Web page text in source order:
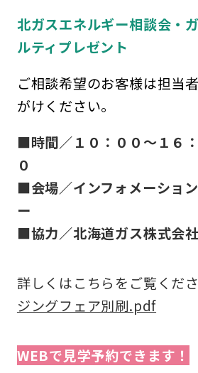
北ガスエネルギー相談会・
ルティプレゼント
ご相談希望のお客様は担当
がけください。
■時間／１０：００～１６
■会場／インフォメーショ
■協力／北海道ガス株式会
詳しくはこちらをご覧く
ジングフェア別刷.pdf
WEBで見学予約できます！